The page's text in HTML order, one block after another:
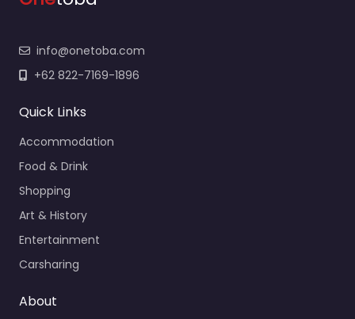
info@onetoba.com
+62 822-7169-1896
Quick Links
Accommodation
Food & Drink
Shopping
Art & History
Entertainment
Carsharing
About